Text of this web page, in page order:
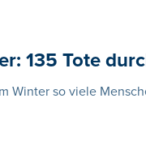
135 Tote
Winter so viele